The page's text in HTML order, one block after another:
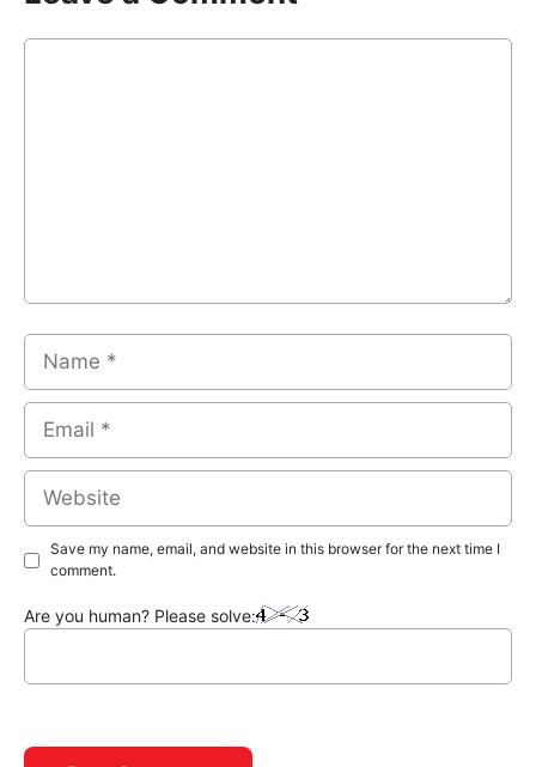
Comment
Name
Email
Website
Save my name, email, and website in this browser for the next time I
comment.
Are you human? Please solve: